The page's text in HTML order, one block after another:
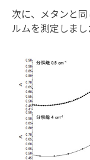
次に、メタンと
ルムを測定しまし